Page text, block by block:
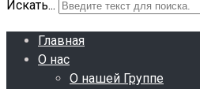
Искать...
Главная
О нас
О нашей Группе